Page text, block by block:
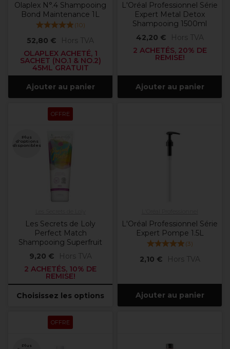
Olaplex N°.4 Shampooing
Bond Maintenance 1L
(10)
52,80 €
Hors TVA
OLAPLEX ACHETÉ, 1
SACHET (NO.1 & NO.2)
45ML GRATUIT
Ajouter au panier
L'Oréal Professionnel Série
Expert Metal Detox
Shampooing 1500ml
42,20 €
Hors TVA
2 ACHETÉS, 20% DE
REMISE!
Ajouter au panier
OFFRE
Plus
d'options
disponibles
Les Secrets de Loly
Perfect Match
Shampooing Superfruit
9,20 €
Hors TVA
2 ACHETÉS, 10% DE
REMISE!
Choisissez les options
L'Oréal Professionnel Série
Expert Pompe 1.5L
(3)
2,10 € Hors TVA
Ajouter au panier
OFFRE
Plus